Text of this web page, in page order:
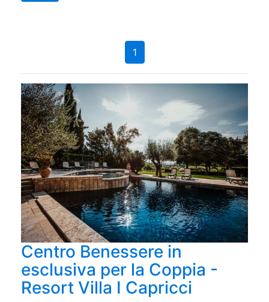
1
Centro Benessere in
esclusiva per la Coppia -
Resort Villa I Capricci